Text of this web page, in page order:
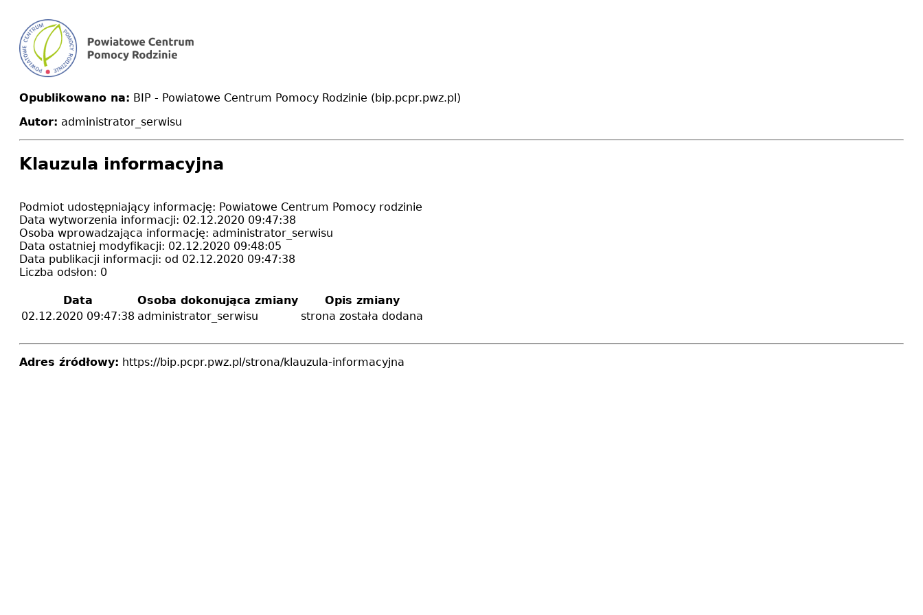
Opublikowano na: BIP - Powiatowe Centrum Pomocy Rodzinie (bip.pcpr.pwz.pl)
Autor: administrator_serwisu
Klauzula informacyjna
Podmiot udostępniający informację: Powiatowe Centrum Pomocy rodzinie
Data wytworzenia informacji: 02.12.2020 09:47:38
Osoba wprowadzająca informację: administrator_serwisu
Data ostatniej modyfikacji: 02.12.2020 09:48:05
Data publikacji informacji: od 02.12.2020 09:47:38
Liczba odsłon: 0
Data Osoba dokonująca zmiany
Opis zmiany
02.12.2020 09:47:38 administrator_serwisu strona została dodana
Adres źródłowy: https://bip.pcpr.pwz.pl/strona/klauzula-informacyjna